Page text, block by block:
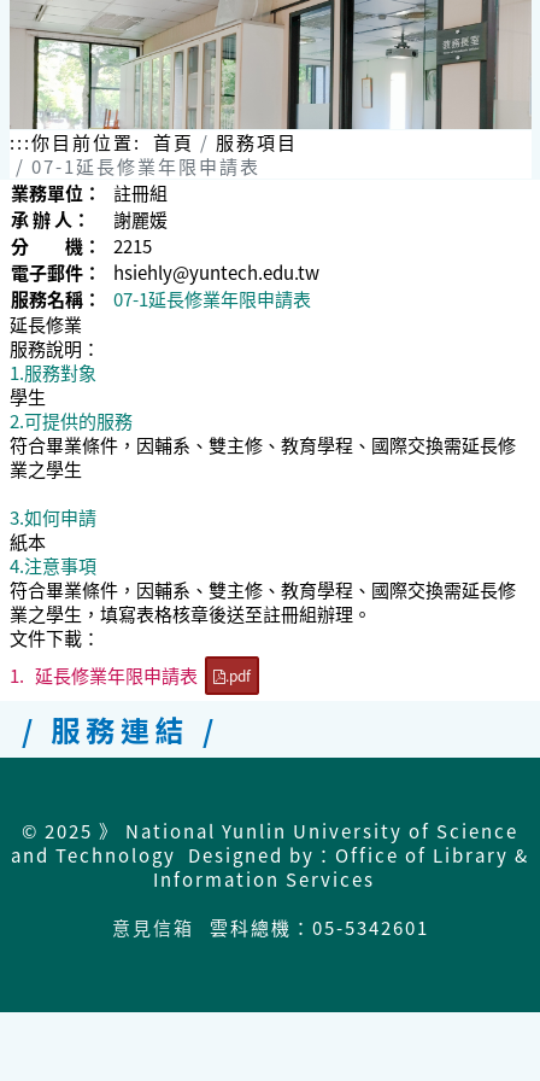
:::你目前位置: 首頁
服務項目
07-1延長修業年限申請表
業務單位：
註冊組
承 辦 人：
謝麗媛
分 機：
2215
電子郵件：
hsiehly@yuntech.edu.tw
服務名稱：
07-1延長修業年限申請表
延長修業
服務說明：
1.服務對象
學生
2.可提供的服務
符合畢業條件，因輔系、雙主修、教育學程、國際交換需延長修
業之學生
3.如何申請
紙本
4.注意事項
符合畢業條件，因輔系、雙主修、教育學程、國際交換需延長修
業之學生，填寫表格核章後送至註冊組辦理。
文件下載：
1. 延長修業年限申請表 .pdf
/ 服務連結 /
© 2025 》 National Yunlin University of Science
and Technology Designed by：Office of Library &
Information Services
意見信箱
雲科總機：05-5342601